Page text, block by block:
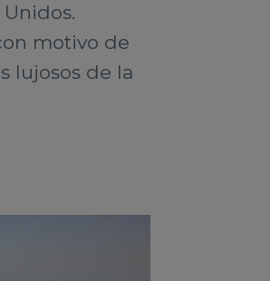
motivo de
lujosos de la